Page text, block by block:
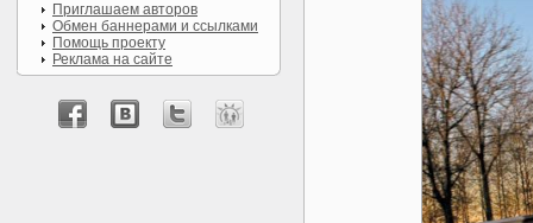
Приглашаем авторов
Обмен баннерами и ссылками
Помощь проекту
Реклама на сайте